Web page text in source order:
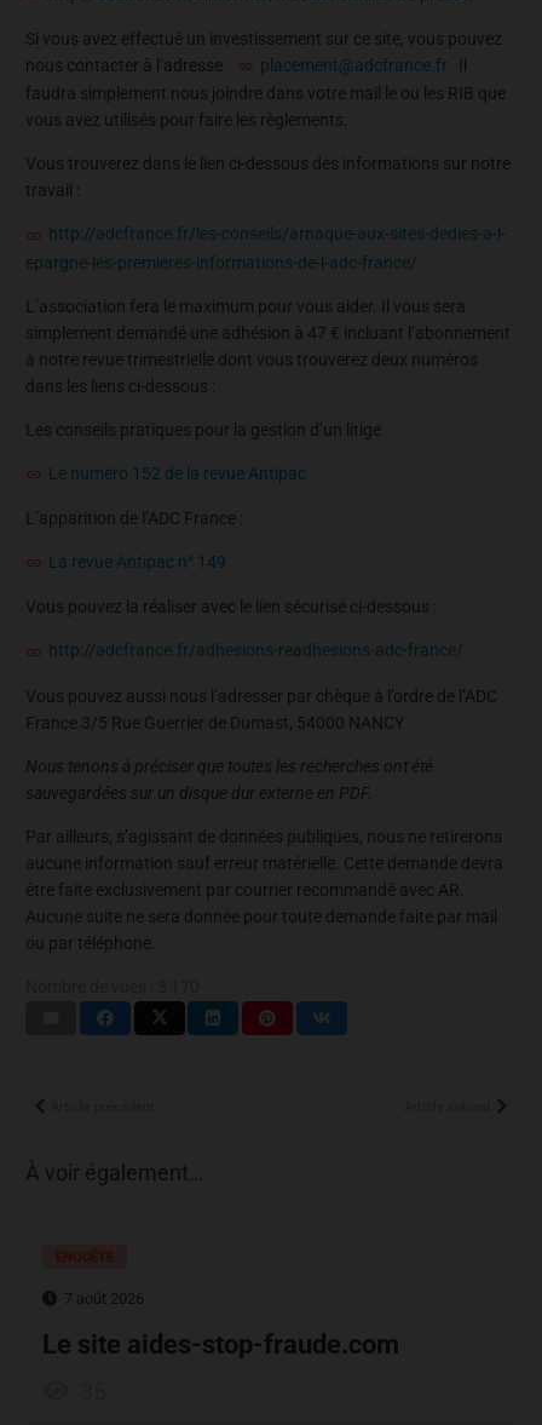
Si vous avez effectué un investissement sur ce site, vous pouvez
nous contacter à l’adresse
placement@adcfrance.fr
faudra simplement nous joindre dans votre mail le ou les RIB que
vous avez utilisés pour faire les règlements.
Vous trouverez dans le lien ci-dessous des informations sur notre
travail :
http://adcfrance.fr/les-conseils/arnaque-aux-sites-dedies-a-l-
epargne-les-premieres-informations-de-l-adc-france/
L’association fera le maximum pour vous aider. Il vous sera
simplement demandé une adhésion à 47 € incluant l’abonnement
à notre revue trimestrielle dont vous trouverez deux numéros
dans les liens ci-dessous :
Les conseils pratiques pour la gestion d’un litige
Le numéro 152 de la revue Antipac
L’apparition de l’ADC France :
La revue Antipac n° 149
Vous pouvez la réaliser avec le lien sécurisé ci-dessous :
http://adcfrance.fr/adhesions-readhesions-adc-france/
Vous pouvez aussi nous l’adresser par chèque à l’ordre de l’ADC
France 3/5 Rue Guerrier de Dumast, 54000 NANCY
Nous tenons à préciser que toutes les recherches ont été
sauvegardées sur un disque dur externe en PDF.
Par ailleurs, s’agissant de données publiques, nous ne retirerons
aucune information sauf erreur matérielle. Cette demande devra
être faite exclusivement par courrier recommandé avec AR.
Aucune suite ne sera donnée pour toute demande faite par mail
ou par téléphone.
À voir également…
7 août 2026
Le site aides-stop-fraude.com